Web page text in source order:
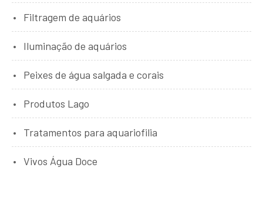
Filtragem de aquários
Iluminação de aquários
Peixes de água salgada e corais
Produtos Lago
Tratamentos para aquariofilia
Vivos Água Doce